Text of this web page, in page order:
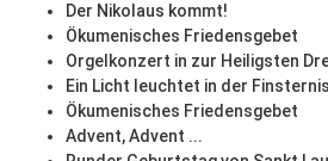
Der Nikolaus kommt!
Ökumenisches Friedensgebet
Orgelkonzert in zur Heiligsten
Ein Licht leuchtet in der Finsternis
Ökumenisches Friedensgebet
Advent, Advent ...